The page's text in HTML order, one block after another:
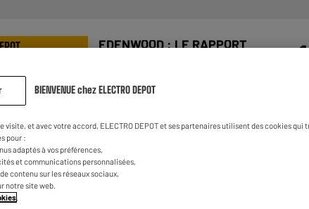
EDENWOOD : LE RAPPORT
Support mural EDENWOOD TV de 81 à
★★★★★
★★★★★ 4.7/5(212)
Taille écran : 55 "
BIENVENUE chez ELECTRO DEPOT
visite, et avec votre accord, ELECTRO DEPOT et ses partenaires utilisent des cookies qui
pour :
adaptés à vos préférences,
et communications personnalisées,
contenu sur les réseaux sociaux,
notre site web.